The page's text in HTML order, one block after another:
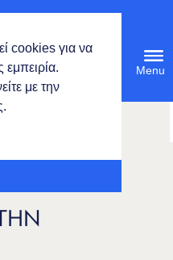
cookies για να
εμπειρία.
με την